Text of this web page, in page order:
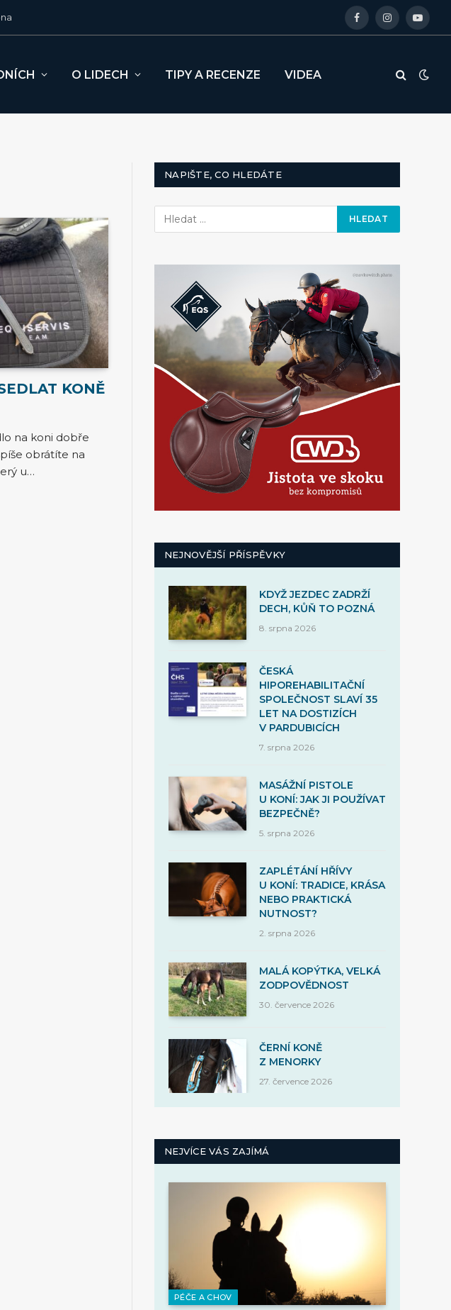
FacebookInstagram
O LIDECH TIPY A RECENZE VIDEA
KONĚ
na koni dobře
obrátíte na
u…
NAPIŠTE, CO HLEDÁTE
NEJNOVĚJŠÍ PŘÍSPĚVKY
KDYŽ JEZDEC ZADRŽÍ
DECH, KŮŇ TO POZNÁ
8. srpna 2026
ČESKÁ
HIPOREHABILITAČNÍ
SPOLEČNOST SLAVÍ 35
LET NA DOSTIZÍCH
V PARDUBICÍCH
7. srpna 2026
MASÁŽNÍ PISTOLE
U KONÍ: JAK JI POUŽÍVAT
BEZPEČNĚ?
5. srpna 2026
ZAPLÉTÁNÍ HŘÍVY
U KONÍ: TRADICE, KRÁSA
NEBO PRAKTICKÁ
NUTNOST?
2. srpna 2026
MALÁ KOPÝTKA, VELKÁ
ZODPOVĚDNOST
30. července 2026
ČERNÍ KONĚ
Z MENORKY
27. července 2026
NEJVÍCE VÁS ZAJÍMÁ
PÉČE A CHOV